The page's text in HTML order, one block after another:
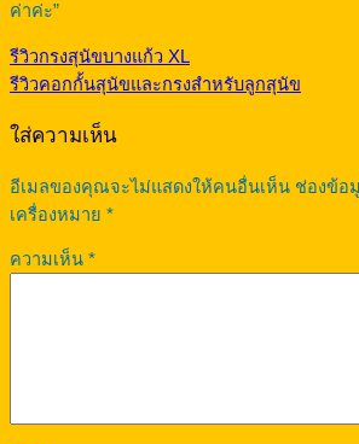
ค่าค่ะ”
รีวิวกรงสุนัขบางแก้ว XL
รีวิวคอกกั้นสุนัขและกรงสำหรับลูกสุนัข
ใส่ความเห็น
อีเมลของคุณจะไม่แสดงให้คนอื่นเห็น ช่องข้อ
เครื่องหมาย *
ความเห็น *